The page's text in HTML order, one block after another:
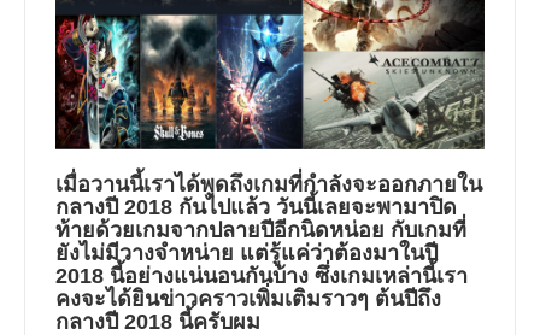
เมื่อวานนี้เราได้พูดถึงเกมที่กำลังจะออกภายใน
กลางปี 2018 กันไปแล้ว วันนี้เลยจะพามาปิด
ท้ายด้วยเกมจากปลายปีอีกนิดหน่อย กับเกมที่
ยังไม่มีวางจำหน่าย แต่รู้แค่ว่าต้องมาในปี
2018 นี้อย่างแน่นอนกันบ้าง ซึ่งเกมเหล่านี้เรา
คงจะได้ยินข่าวคราวเพิ่มเติมราวๆ ต้นปีถึง
กลางปี 2018 นี้ครับผม